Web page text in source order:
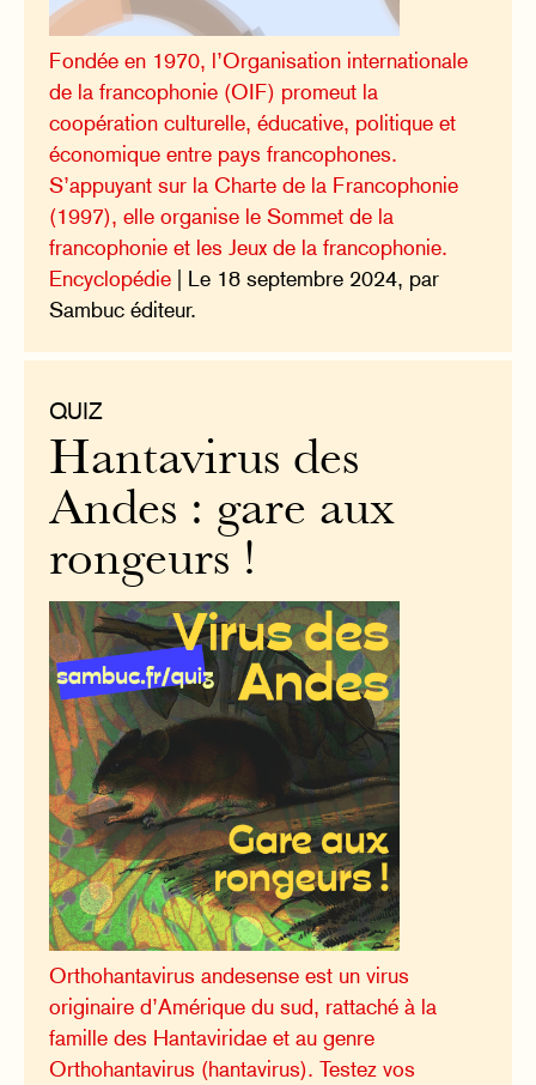
Fondée en 1970, l’Organisation internationale
de la francophonie (OIF) promeut la
coopération culturelle, éducative, politique et
économique entre pays francophones.
S’appuyant sur la Charte de la Francophonie
(1997), elle organise le Sommet de la
francophonie et les Jeux de la francophonie.
Encyclopédie | Le 18 septembre 2024, par
Sambuc éditeur.
QUIZ
Hantavirus des
Andes : gare aux
rongeurs !
Orthohantavirus andesense est un virus
originaire d’Amérique du sud, rattaché à la
famille des Hantaviridae et au genre
Orthohantavirus (hantavirus). Testez vos